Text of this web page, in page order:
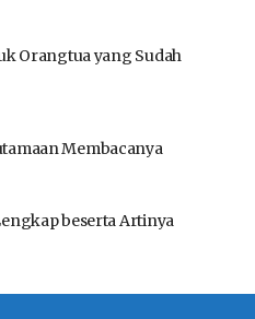
Orangtua yang Sudah
Membacanya
beserta Artinya